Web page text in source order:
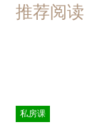
推荐阅读
私房课